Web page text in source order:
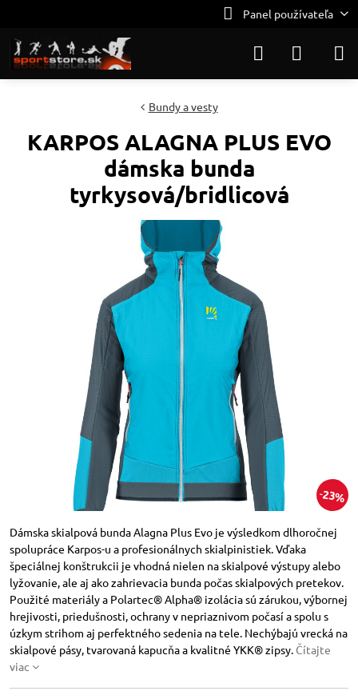
Panel používateľa
23%
Bundy a vesty
KARPOS ALAGNA PLUS EVO
dámska bunda
tyrkysová/bridlicová
Dámska skialpová bunda Alagna Plus Evo je výsledkom dlhoročnej
spolupráce Karpos-u a profesionálnych skialpinistiek. Vďaka
špeciálnej konštrukcii je vhodná nielen na skialpové výstupy alebo
lyžovanie, ale aj ako zahrievacia bunda počas skialpových pretekov.
Použité materiály a Polartec® Alpha® izolácia sú zárukou, výbornej
hrejivosti, priedušnosti, ochrany v nepriaznivom počasí a spolu s
úzkym strihom aj perfektného sedenia na tele. Nechýbajú vrecká na
skialpové pásy, tvarovaná kapucňa a kvalitné YKK® zipsy. Čítajte
viac